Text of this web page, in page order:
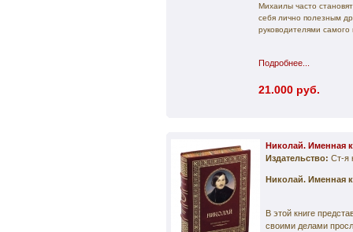
Михаилы часто
себя лично полезным
руководителями самого
Подробнее...
21.000 руб.
Николай. Именная
Издательство: Ст-я
Николай. Именная
В этой книге
своими делами